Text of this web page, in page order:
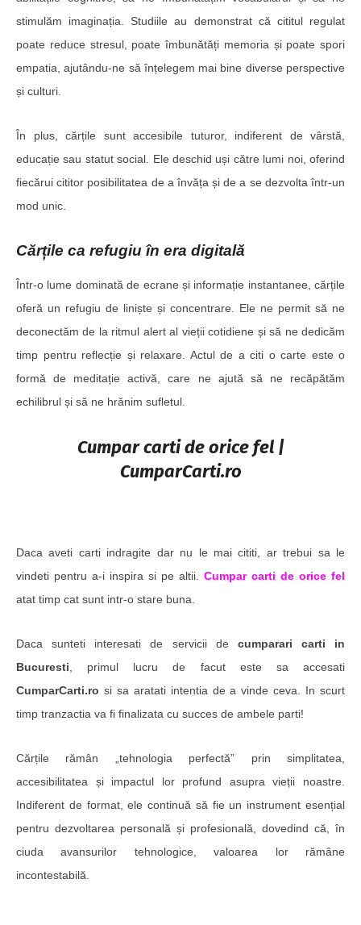
stimulăm imaginația. Studiile au demonstrat că cititul regulat
poate reduce stresul, poate îmbunătăți memoria și poate spori
empatia, ajutându-ne să înțelegem mai bine diverse perspective
și culturi.
În plus, cărțile sunt accesibile tuturor, indiferent de vârstă,
educație sau statut social. Ele deschid uși către lumi noi, oferind
fiecărui cititor posibilitatea de a învăța și de a se dezvolta într-un
mod unic.
Cărțile ca refugiu în era digitală
Într-o lume dominată de ecrane și informație instantanee, cărțile
oferă un refugiu de liniște și concentrare. Ele ne permit să ne
deconectăm de la ritmul alert al vieții cotidiene și să ne dedicăm
timp pentru reflecție și relaxare. Actul de a citi o carte este o
formă de meditație activă, care ne ajută să ne recăpătăm
echilibrul și să ne hrănim sufletul.
Cumpar carti de orice fel |
CumparCarti.ro
Daca aveti carti indragite dar nu le mai cititi, ar trebui sa le
vindeti pentru a-i inspira si pe altii. Cumpar carti de orice fel
atat timp cat sunt intr-o stare buna.
Daca sunteti interesati de servicii de cumparari carti in
Bucuresti , primul lucru de facut este sa accesati
CumparCarti.ro si sa aratati intentia de a vinde ceva. In scurt
timp tranzactia va fi finalizata cu succes de ambele parti!
Cărțile rămân „tehnologia perfectă” prin simplitatea,
accesibilitatea și impactul lor profund asupra vieții noastre.
Indiferent de format, ele continuă să fie un instrument esențial
pentru dezvoltarea personală și profesională, dovedind că, în
ciuda avansurilor tehnologice, valoarea lor rămâne
incontestabilă.